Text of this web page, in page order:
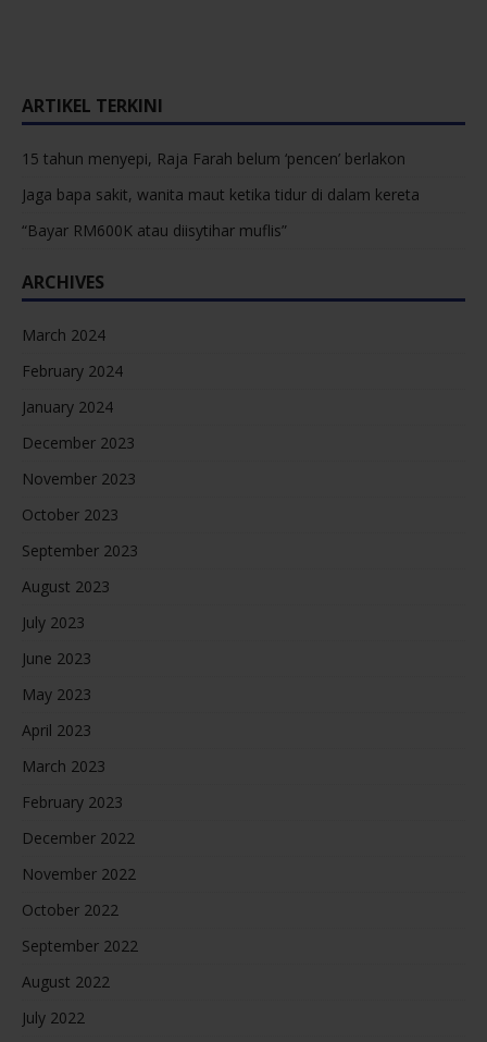
ARTIKEL TERKINI
15 tahun menyepi, Raja Farah belum ‘pencen’ berlakon
Jaga bapa sakit, wanita maut ketika tidur di dalam kereta
“Bayar RM600K atau diisytihar muflis”
ARCHIVES
March 2024
February 2024
January 2024
December 2023
November 2023
October 2023
September 2023
August 2023
July 2023
June 2023
May 2023
April 2023
March 2023
February 2023
December 2022
November 2022
October 2022
September 2022
August 2022
July 2022